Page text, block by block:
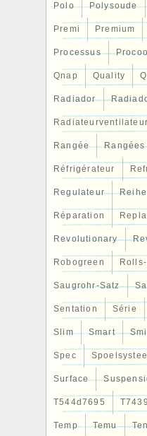
Polo Polysoude
Premi Premium
Processus
Qnap Quality
Radiador
Radiateurventilateur
Rangée Rangées
Réfrigérateur
Regulateur
Réparation
Revolutionary
Robogreen
Saugrohr-Satz
Sentation Série
Slim Smart
Spec
Surface
T544d7695
Temp Temu